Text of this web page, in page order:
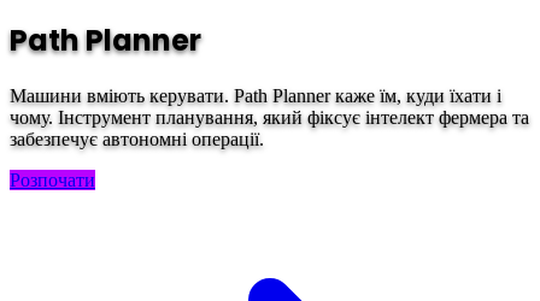
Path Planner
Машини вміють керувати. Path Planner каже їм, куди їхати і
чому. Інструмент планування, який фіксує інтелект фермера та
забезпечує автономні операції.
Розпочати